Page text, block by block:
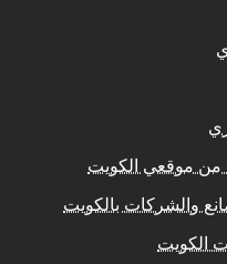
من موقعي الكويت
والشركات بالكويت
الكويت